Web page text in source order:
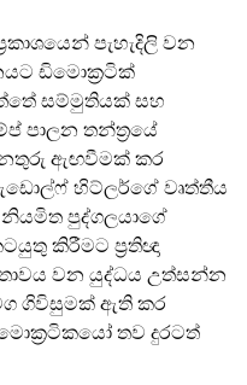
පැහැදිලි වන
ඩිමොක්‍රටික්
සම්මුතියක් සහ
පාලන තන්ත්‍රයේ
ඇඟවීමක් කර
හිට්ලර්ගේ වෘත්තීය
පුද්ගලයාගේ
කිරීමට ප්‍රතිඥා
වන යුද්ධය උත්සන්න
ගිවිසුමක් ඇති කර
තව දුරටත්